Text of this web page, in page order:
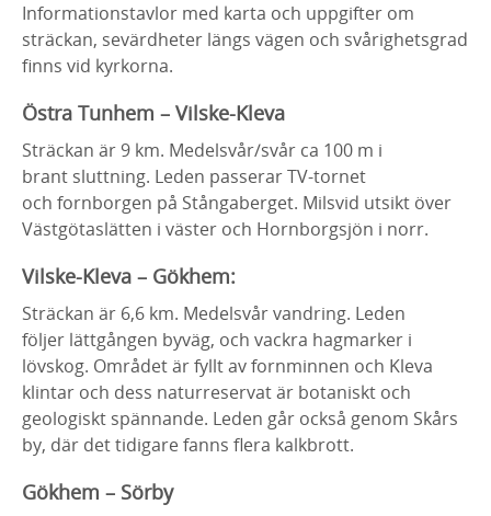
Informationstavlor med karta och uppgifter om
sträckan, sevärdheter längs vägen och svårighetsgrad
finns vid kyrkorna.
Östra Tunhem – Vilske-Kleva
Sträckan är 9 km. Medelsvår/svår ca 100 m i
brant sluttning. Leden passerar TV-tornet
och fornborgen på Stångaberget. Milsvid utsikt över
Västgötaslätten i väster och Hornborgsjön i norr.
Vilske-Kleva – Gökhem:
Sträckan är 6,6 km. Medelsvår vandring. Leden
följer lättgången byväg, och vackra hagmarker i
lövskog. Området är fyllt av fornminnen och Kleva
klintar och dess naturreservat är botaniskt och
geologiskt spännande. Leden går också genom Skårs
by, där det tidigare fanns flera kalkbrott.
Gökhem – Sörby